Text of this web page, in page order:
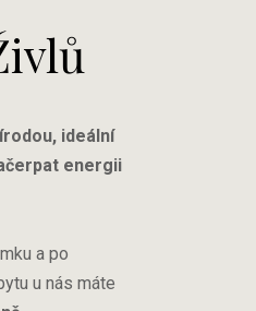
ideální
energii
a po
u nás máte